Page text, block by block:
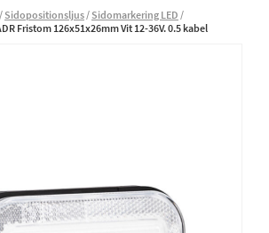
Sidopositionsljus Sidomarkering LED
Fristom 126x51x26mm Vit 12-36V. 0.5 kabel